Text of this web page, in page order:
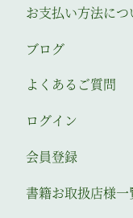
お支払い方法につ
ブログ
よくあるご質問
ログイン
会員登録
書籍お取扱店様一